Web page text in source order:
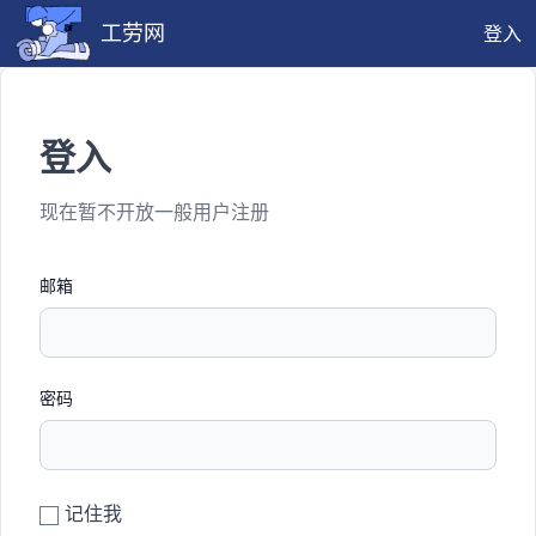
工劳网 登入
登入
现在暂不开放一般用户注册
邮箱
密码
记住我